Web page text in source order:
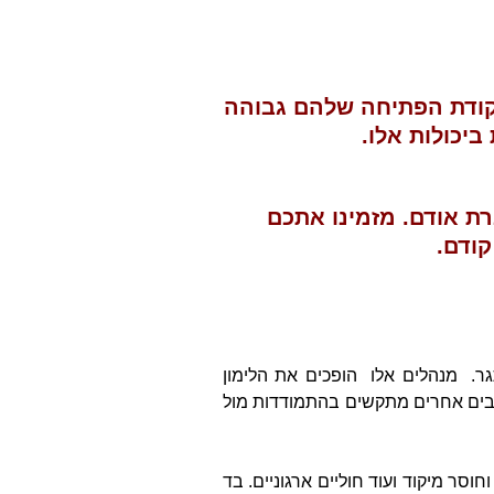
הפתיחה שלהם גבוהה
אלו.
אודם. מזמינו אתכם
מנהלים אלו הופכים את הלימון
אחרים מתקשים בהתמודדות מול
מיקוד ועוד חוליים ארגוניים. בד